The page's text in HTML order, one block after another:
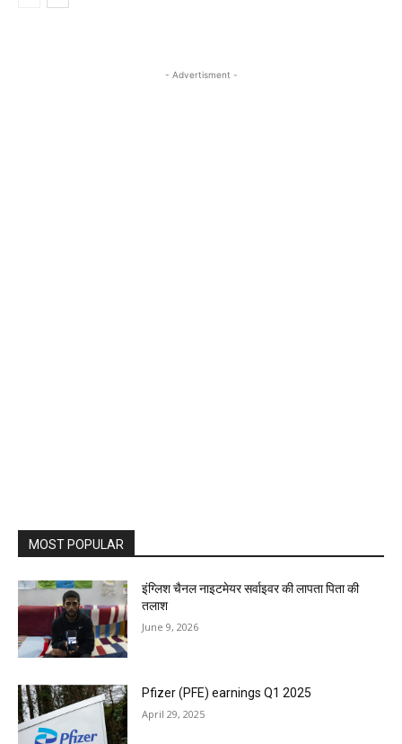
- Advertisment -
MOST POPULAR
इंग्लिश चैनल नाइटमेयर सर्वाइवर की लापता पिता की
तलाश
June 9, 2026
Pfizer (PFE) earnings Q1 2025
April 29, 2025